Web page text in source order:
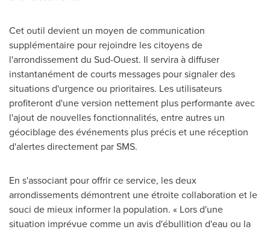
Cet outil devient un moyen de communication
supplémentaire pour rejoindre les citoyens de
l'arrondissement du Sud-Ouest. Il servira à diffuser
instantanément de courts messages pour signaler des
situations d'urgence ou prioritaires. Les utilisateurs
profiteront d'une version nettement plus performante avec
l'ajout de nouvelles fonctionnalités, entre autres un
géociblage des événements plus précis et une réception
d'alertes directement par SMS.
En s'associant pour offrir ce service, les deux
arrondissements démontrent une étroite collaboration et le
souci de mieux informer la population. « Lors d'une
situation imprévue comme un avis d'ébullition d'eau ou la